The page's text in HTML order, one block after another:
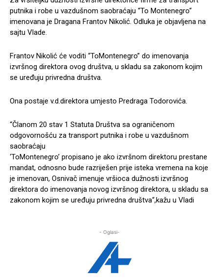
putnika i robe u vazdušnom saobraćaju “To Montenegro“
imenovana je Dragana Frantov Nikolić. Odluka je objavljena na
sajtu Vlade.
Frantov Nikolić će voditi “ToMontenegro” do imenovanja
izvršnog direktora ovog društva, u skladu sa zakonom kojim
se uređuju privredna društva.
Ona postaje v.d.direktora umjesto Predraga Todorovića.
“Članom 20 stav 1 Statuta Društva sa ograničenom
odgovornošću za transport putnika i robe u vazdušnom
saobraćaju
‘ToMontenegro’ propisano je ako izvršnom direktoru prestane
mandat, odnosno bude razriješen prije isteka vremena na koje
je imenovan, Osnivač imenuje vršioca dužnosti izvršnog
direktora do imenovanja novog izvršnog direktora, u skladu sa
zakonom kojim se uređuju privredna društva“,kažu u Vladi
- Oglasi-